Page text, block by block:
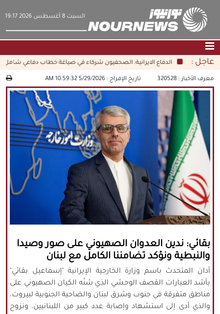
‫السبت‬ 8 أغسطس 2026 19:17
الصفحة الرئيسية|التواصل معنا| من نحن
عناوين الأخبار
الثقافة والمجتمع
اقتصاد
سياسة
الوسائط المتعددة
| فارسي|
English
|العربيه
|עברית|
русский 中文
|
يُرجى ذكر المصدر عند نقل أي موضوع عن
موقعنا
عاجل : الدفاع الايرانية: الصحفيون شركاء في صياغة خطاب دفاعي شامل
معرف الأخبار : 320528 تاريخ الإفراج :5/29/2026 10:59:32 AM
بقائي: ندين العدوان الصهيوني على صور وصيدا
والنبطية ونؤكد تضامننا الكامل مع لبنان
أدان المتحدث باسم وزارة الخارجية الإيرانية "إسماعيل بقائي"
بأشد العبارات القصف الوحشي الذي شنّه الكيان الصهيوني على
مناطق متفرقة في جنوب وشرق لبنان والضاحية الجنوبية لبيروت،
والذي أدى إلى استشهاد وإصابة عدد كبير من اللبنانيين، ونزوح